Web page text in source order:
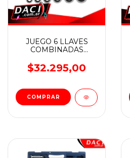
JUEGO 6 LLAVES
COMBINADAS
CRIQUE WADFOW
$32.295,00